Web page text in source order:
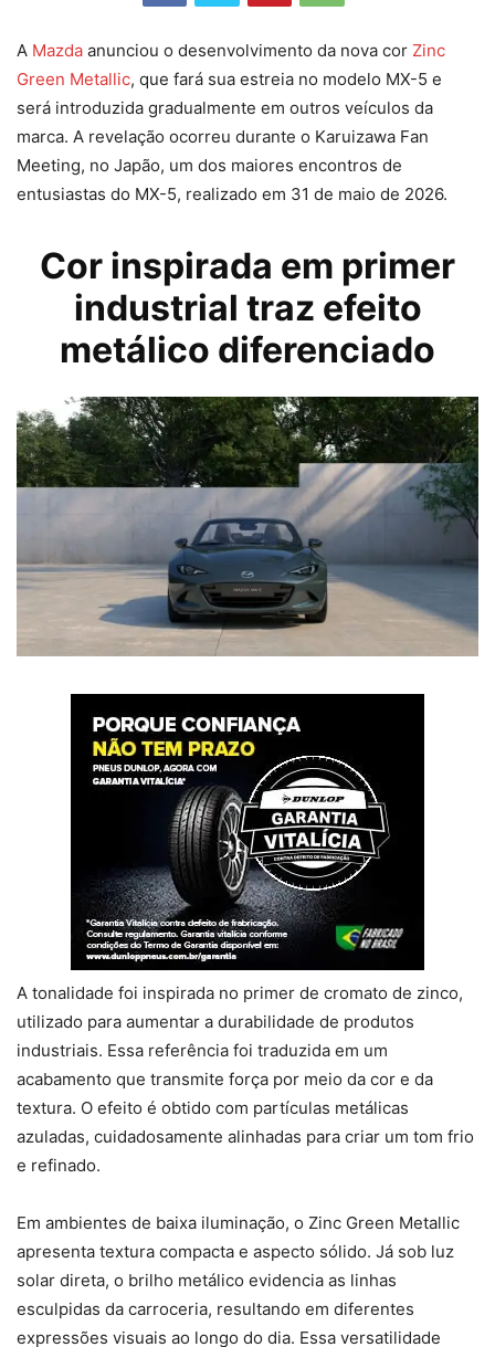
A Mazda anunciou o desenvolvimento da nova cor Zinc
Green Metallic, que fará sua estreia no modelo MX-5 e
será introduzida gradualmente em outros veículos da
marca. A revelação ocorreu durante o Karuizawa Fan
Meeting, no Japão, um dos maiores encontros de
entusiastas do MX-5, realizado em 31 de maio de 2026.
Cor inspirada em primer
industrial traz efeito
metálico diferenciado
A tonalidade foi inspirada no primer de cromato de zinco,
utilizado para aumentar a durabilidade de produtos
industriais. Essa referência foi traduzida em um
acabamento que transmite força por meio da cor e da
textura. O efeito é obtido com partículas metálicas
azuladas, cuidadosamente alinhadas para criar um tom frio
e refinado.
Em ambientes de baixa iluminação, o Zinc Green Metallic
apresenta textura compacta e aspecto sólido. Já sob luz
solar direta, o brilho metálico evidencia as linhas
esculpidas da carroceria, resultando em diferentes
expressões visuais ao longo do dia. Essa versatilidade